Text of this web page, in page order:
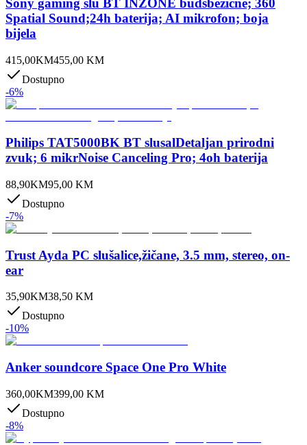
Sony gaming slu BT INZONE budsbežične; 360
Spatial Sound;24h baterija; AI mikrofon; boja
bijela
415,00KM455,00 KM
Dostupno
-6%
Philips TAT5000BK BT slusalDetaljan prirodni
zvuk; 6 mikrNoise Canceling Pro; 4oh baterija
88,90KM95,00 KM
Dostupno
-7%
Trust Ayda PC slušalice,žičane, 3.5 mm, stereo, on-
ear
35,90KM38,50 KM
Dostupno
-10%
Anker soundcore Space One Pro White
360,00KM399,00 KM
Dostupno
-8%